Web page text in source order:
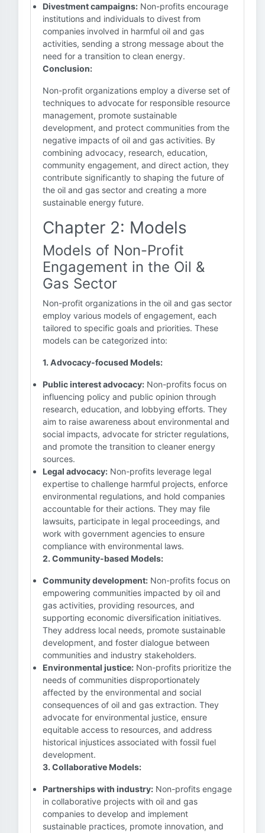
Divestment campaigns: Non-profits encourage
institutions and individuals to divest from
companies involved in harmful oil and gas
activities, sending a strong message about the
need for a transition to clean energy.
Conclusion:
Non-profit organizations employ a diverse set of
techniques to advocate for responsible resource
management, promote sustainable
development, and protect communities from the
negative impacts of oil and gas activities. By
combining advocacy, research, education,
community engagement, and direct action, they
contribute significantly to shaping the future of
the oil and gas sector and creating a more
sustainable energy future.
Chapter 2: Models
Models of Non-Profit
Engagement in the Oil &
Gas Sector
Non-profit organizations in the oil and gas sector
employ various models of engagement, each
tailored to specific goals and priorities. These
models can be categorized into:
1. Advocacy-focused Models:
Public interest advocacy: Non-profits focus on
influencing policy and public opinion through
research, education, and lobbying efforts. They
aim to raise awareness about environmental and
social impacts, advocate for stricter regulations,
and promote the transition to cleaner energy
sources.
Legal advocacy: Non-profits leverage legal
expertise to challenge harmful projects, enforce
environmental regulations, and hold companies
accountable for their actions. They may file
lawsuits, participate in legal proceedings, and
work with government agencies to ensure
compliance with environmental laws.
2. Community-based Models:
Community development: Non-profits focus on
empowering communities impacted by oil and
gas activities, providing resources, and
supporting economic diversification initiatives.
They address local needs, promote sustainable
development, and foster dialogue between
communities and industry stakeholders.
Environmental justice: Non-profits prioritize the
needs of communities disproportionately
affected by the environmental and social
consequences of oil and gas extraction. They
advocate for environmental justice, ensure
equitable access to resources, and address
historical injustices associated with fossil fuel
development.
3. Collaborative Models:
Partnerships with industry: Non-profits engage
in collaborative projects with oil and gas
companies to develop and implement
sustainable practices, promote innovation, and